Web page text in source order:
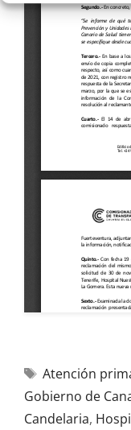
Atención
Gobierno de
Candelaria,